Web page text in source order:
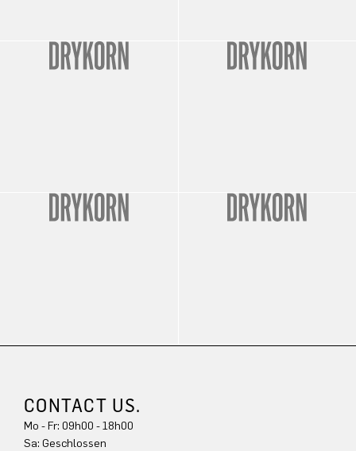
CONTACT US.
Mo - Fr: 09h00 - 18h00
Sa: Geschlossen